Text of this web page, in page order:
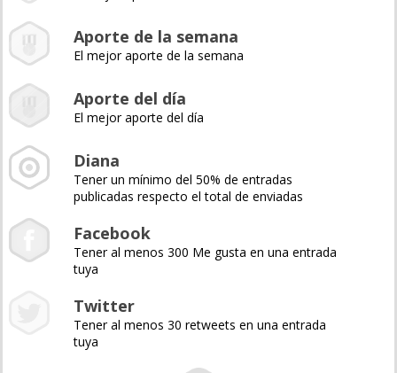
Aporte de la semana
El mejor aporte de la semana
Aporte del día
El mejor aporte del día
Diana
Tener un mínimo del 50% de entradas
publicadas respecto el total de enviadas
Facebook
Tener al menos 300 Me gusta en una entrada
tuya
Twitter
Tener al menos 30 retweets en una entrada
tuya